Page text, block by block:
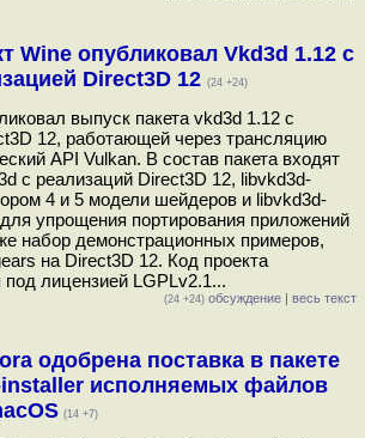
Wine опубликовал Vkd3d 1.12 с
Direct3D 12 (24 +24)
выпуск пакета vkd3d 1.12 с
12, работающей через трансляцию
API Vulkan. В состав пакета входят
с реализаций Direct3D 12, libvkd3d-
4 и 5 модели шейдеров и libvkd3d-
упрощения портирования приложений
набор демонстрационных примеров,
на Direct3D 12. Код проекта
под лицензией LGPLv2.1...
(24 +24) обсуждение | весь текст
одобрена поставка в пакете
исполняемых файлов
(14 +7)